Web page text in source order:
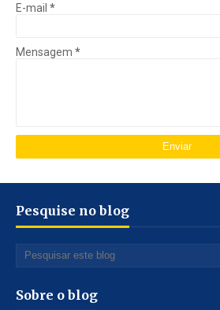
E-mail *
Mensagem *
Pesquise no blog
Sobre o blog